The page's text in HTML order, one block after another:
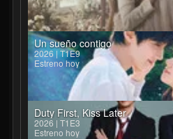
Un sueño contigo
2026 | T1E9
Estreno hoy
Duty First, Kiss Later
2026 | T1E3
Estreno hoy